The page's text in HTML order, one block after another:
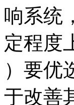
响系统
定程度
）要优
于改善